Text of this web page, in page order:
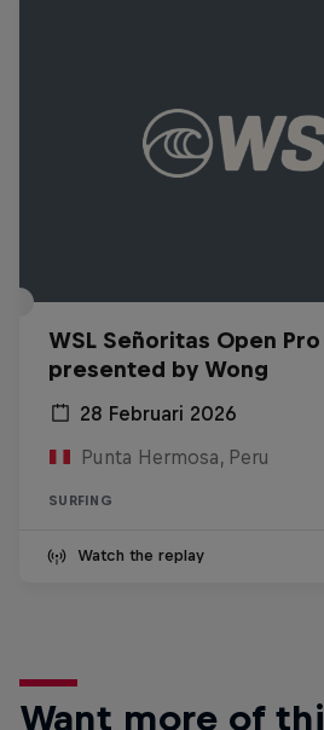
WSL Señoritas Open
presented by Wong
28 Februari 2026
Punta Hermosa, Peru
SURFING
Watch the replay
Want more of